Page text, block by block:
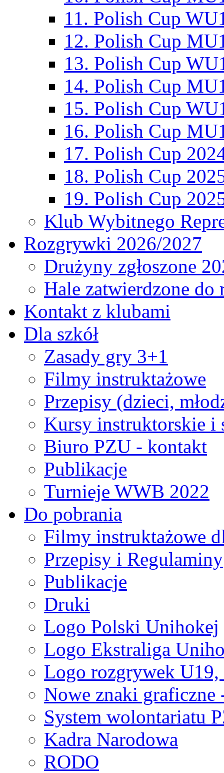
11. Polish Cup
12. Polish Cup
13. Polish Cup
14. Polish Cup
15. Polish Cup
16. Polish Cup
17. Polish Cup
18. Polish Cup
19. Polish Cup
Klub Wybitnego
Rozgrywki 2026/2027
Drużyny zgłoszone
Hale zatwierdzone
Kontakt z klubami
Dla szkół
Zasady gry 3+1
Filmy instruktażowe
Przepisy (dzieci,
Kursy instruktorskie i
Biuro PZU - kontakt
Publikacje
Turnieje WWB 2022
Do pobrania
Filmy instruktażowe
Przepisy i Regulaminy
Publikacje
Druki
Logo Polski Unihokej
Logo Ekstraliga
Logo rozgrywek
Nowe znaki graficzne
System wolontariatu
Kadra Narodowa
RODO